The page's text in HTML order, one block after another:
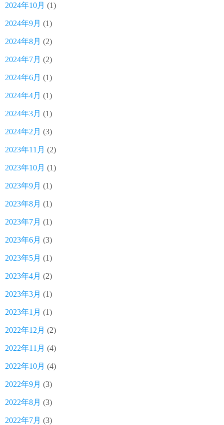
2024年10月 (1)
2024年9月 (1)
2024年8月 (2)
2024年7月 (2)
2024年6月 (1)
2024年4月 (1)
2024年3月 (1)
2024年2月 (3)
2023年11月 (2)
2023年10月 (1)
2023年9月 (1)
2023年8月 (1)
2023年7月 (1)
2023年6月 (3)
2023年5月 (1)
2023年4月 (2)
2023年3月 (1)
2023年1月 (1)
2022年12月 (2)
2022年11月 (4)
2022年10月 (4)
2022年9月 (3)
2022年8月 (3)
2022年7月 (3)